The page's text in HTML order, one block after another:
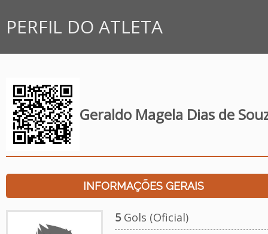
PERFIL DO ATLETA
Geraldo Magela Dias de
INFORMAÇÕES GERAIS
5Gols (Oficial)